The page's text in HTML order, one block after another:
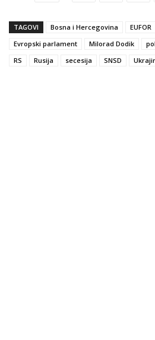
TAGOVI Bosna i Hercegovina EUFOR
Evropski parlament
Milorad Dodik
RS
Rusija secesija SNSD